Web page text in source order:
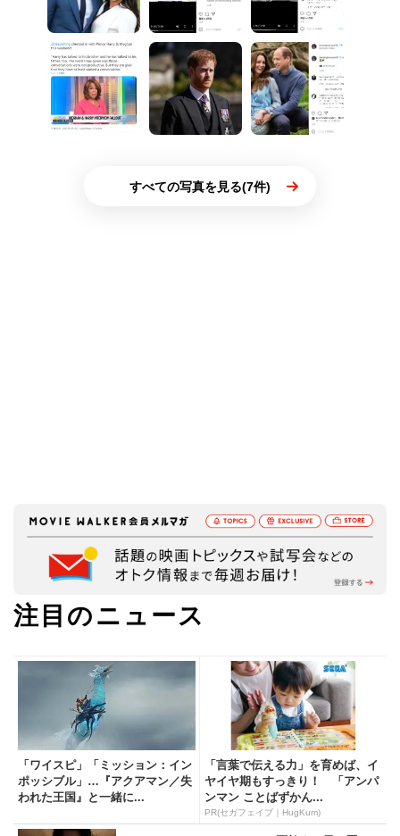
すべての写真を見る(7件)
注目のニュース
「ワイスピ」「ミッション：イン
ポッシブル」…『アクアマン／失
われた王国』と一緒に...
「言葉で伝える力」を育めば、イ
ヤイヤ期もすっきり！ 「アンパ
ンマン ことばずかん...
PR(セガフェイブ｜HugKum)